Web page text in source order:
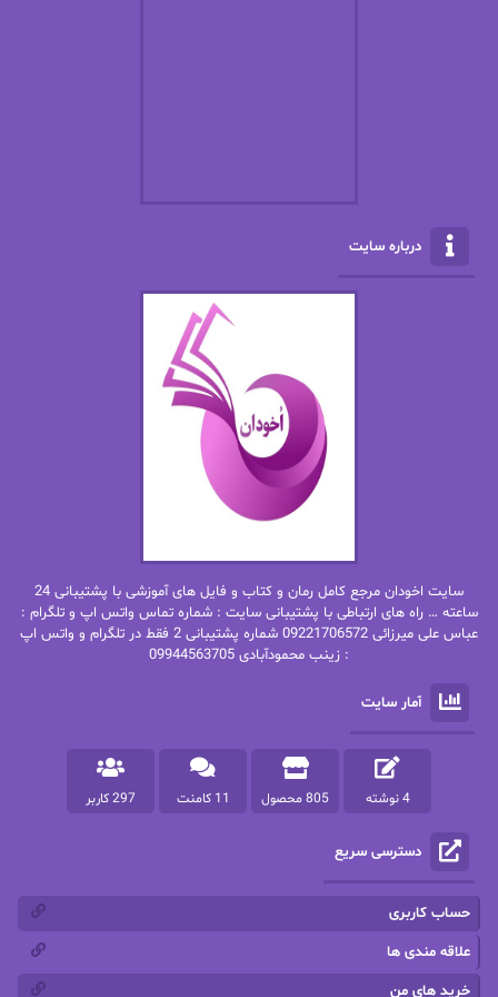
الناز محمدی
امیر فرهی
باران
بهار سلطانی
بهاره شیرازی
بهاره.م
بیتا فرخی
پاتریشیا ویلسون پرتو فرهمند
پرستو اسحقی
پرستو مهاجر
پرهام رسولی
پروانه قدیمی پروانه محمدی
پریسا شکور(طوفان خاموش)
پنلوپه وارد
درباره سایت
سایت اخودان مرجع کامل رمان و کتاب و فایل های آموزشی با پشتیبانی 24
ساعته … راه های ارتباطی با پشتیبانی سایت : شماره تماس واتس اپ و تلگرام :
عباس علی میرزائی 09221706572 شماره پشتیبانی 2 فقط در تلگرام و واتس اپ
: زینب محمودآبادی 09944563705
آمار سایت
4 نوشته 805 محصول 11 کامنت 297 کاربر
دسترسی سریع
حساب کاربری
علاقه مندی ها
خرید های من